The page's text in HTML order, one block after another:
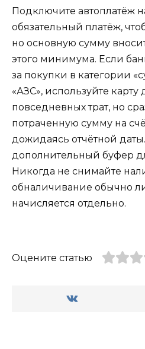
Подключите автоплатёж
обязательный платёж,
но основную сумму
этого минимума. Если
за покупки в категории
«АЗС», используйте карту
повседневных трат, но
потраченную сумму на
дожидаясь отчётной даты.
дополнительный буфер
Никогда не снимайте
обналичивание обычно
начисляется отдельно.
Оцените статью